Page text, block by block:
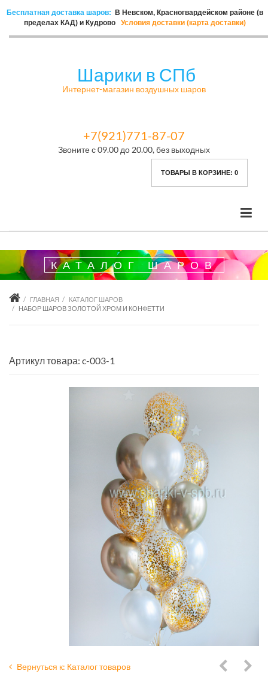
Бесплатная доставка шаров:
В Невском, Красногвардейском районе (в
пределах КАД) и Кудрово
Условия доставки (карта доставки)
Шарики в СПб
Интернет-магазин воздушных шаров
+7(921)771-87-07
Звоните с 09.00 до 20.00, без выходных
ТОВАРЫ В КОРЗИНЕ: 0
КАТАЛОГ ШАРОВ
ГЛАВНАЯ
КАТАЛОГ ШАРОВ
НАБОР ШАРОВ ЗОЛОТОЙ ХРОМ И КОНФЕТТИ
Артикул товара: c-003-1
Вернуться к: Каталог товаров